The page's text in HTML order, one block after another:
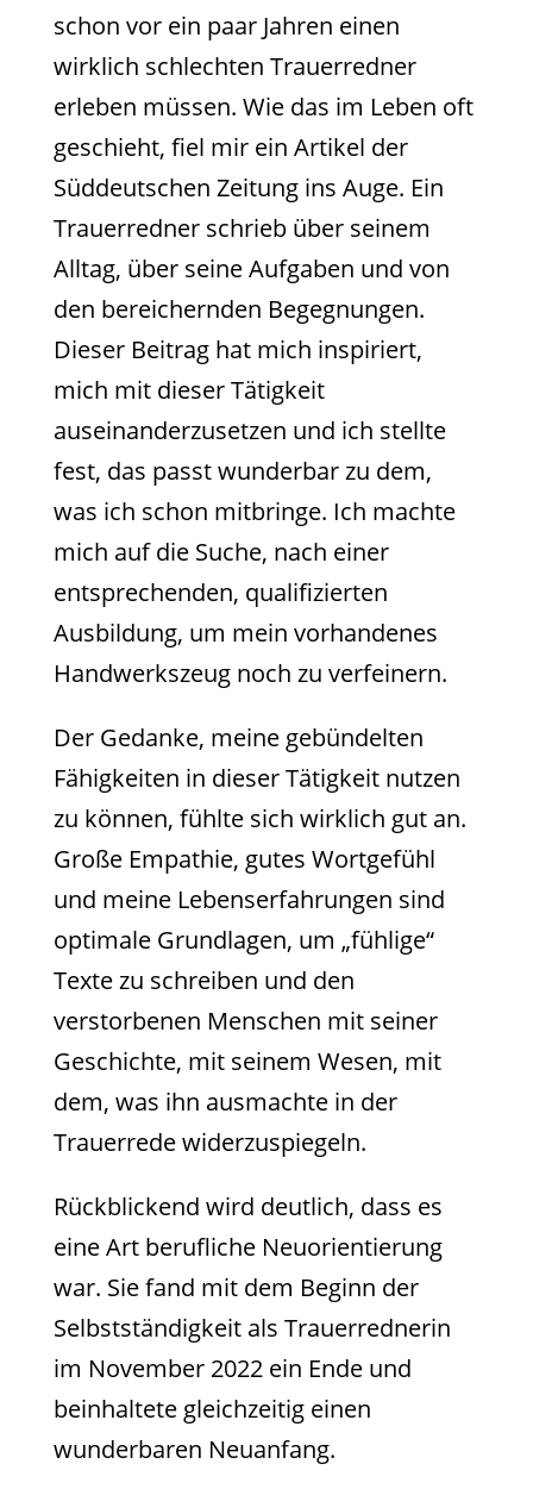
schon vor ein paar Jahren einen
wirklich schlechten Trauerredner
erleben müssen. Wie das im Leben oft
geschieht, fiel mir ein Artikel der
Süddeutschen Zeitung ins Auge. Ein
Trauerredner schrieb über seinem
Alltag, über seine Aufgaben und von
den bereichernden Begegnungen.
Dieser Beitrag hat mich inspiriert,
mich mit dieser Tätigkeit
auseinanderzusetzen und ich stellte
fest, das passt wunderbar zu dem,
was ich schon mitbringe. Ich machte
mich auf die Suche, nach einer
entsprechenden, qualifizierten
Ausbildung, um mein vorhandenes
Handwerkszeug noch zu verfeinern.
Der Gedanke, meine gebündelten
Fähigkeiten in dieser Tätigkeit nutzen
zu können, fühlte sich wirklich gut an.
Große Empathie, gutes Wortgefühl
und meine Lebenserfahrungen sind
optimale Grundlagen, um „fühlige“
Texte zu schreiben und den
verstorbenen Menschen mit seiner
Geschichte, mit seinem Wesen, mit
dem, was ihn ausmachte in der
Trauerrede widerzuspiegeln.
Rückblickend wird deutlich, dass es
eine Art berufliche Neuorientierung
war. Sie fand mit dem Beginn der
Selbstständigkeit als Trauerrednerin
im November 2022 ein Ende und
beinhaltete gleichzeitig einen
wunderbaren Neuanfang.